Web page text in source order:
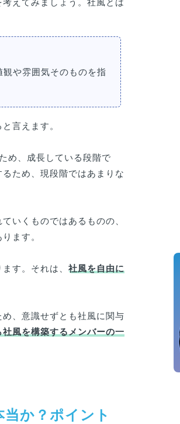
えてみましょう。社風とは
や雰囲気そのものを指
言えます。
め、成長している段階で
ため、現段階ではあまりな
いくものではあるものの、
ます。
す。それは、 社風を自由に
、意識せずとも社風に関与
社風を構築するメンバーの一
当か？ポイント